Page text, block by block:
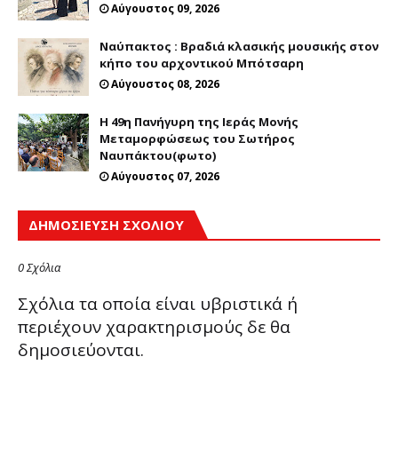
Αύγουστος 09, 2026
Ναύπακτος : Βραδιά κλασικής μουσικής στον
κήπο του αρχοντικού Μπότσαρη
Αύγουστος 08, 2026
Η 49η Πανήγυρη της Ιεράς Μονής
Μεταμορφώσεως του Σωτήρος
Ναυπάκτου(φωτο)
Αύγουστος 07, 2026
ΔΗΜΟΣΊΕΥΣΗ ΣΧΟΛΊΟΥ
0 Σχόλια
Σχόλια τα οποία είναι υβριστικά ή
περιέχουν χαρακτηρισμούς δε θα
δημοσιεύονται.